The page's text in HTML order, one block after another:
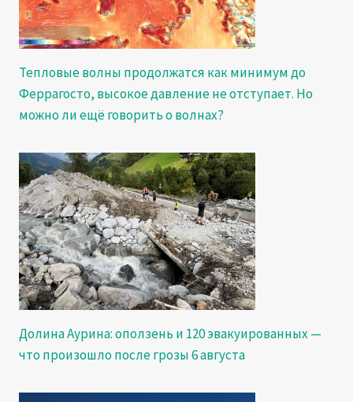
Тепловые волны продолжатся как минимум до
Феррагосто, высокое давление не отступает. Но
можно ли ещё говорить о волнах?
Долина Аурина: оползень и 120 эвакуированных —
что произошло после грозы 6 августа